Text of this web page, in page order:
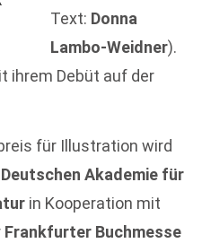
Text: Donna
Lambo-Weidner).
ihrem Debüt auf der
für Illustration wird
Deutschen Akademie für
in Kooperation mit
Frankfurter Buchmesse